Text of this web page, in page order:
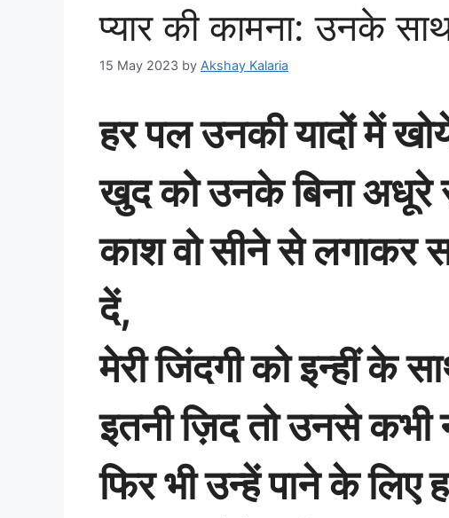
प्यार की कामना: उनके
15 May 2023 by Akshay Kalaria
हर पल उनकी यादों में
खुद को उनके बिना
काश वो सीने से लगाकर
दें,
मेरी जिंदगी को इन्हीं के
इतनी ज़िद तो उनसे कभी
फिर भी उन्हें पाने के लिए